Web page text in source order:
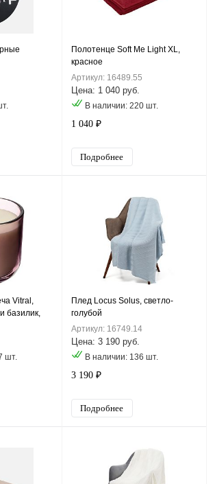
Полотенце Soft Me Light XL,
красное
Артикул: 16489.55
Цена: 1 040 руб.
В наличии: 220 шт.
1 040 ₽
Подробнее
Vitral,
базилик,
шт.
Плед Locus Solus, светло-
голубой
Артикул: 16749.14
Цена: 3 190 руб.
В наличии: 136 шт.
3 190 ₽
Подробнее